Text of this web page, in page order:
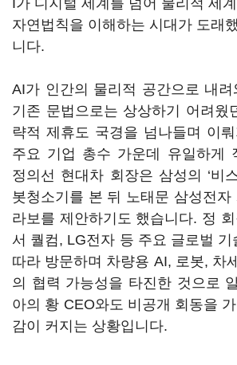
I가 디지털 세계를 넘어 물리적 세
자연법칙을 이해하는 시대가 도래
니다.
AI가 인간의 물리적 공간으로 내려
기존 문법으로는 상상하기 어려웠
략적 제휴도 국경을 넘나들며 이
주요 기업 총수 가운데 유일하게
정의선 현대차 회장은 삼성의 ‘비
봇청소기를 본 뒤 노태문 삼성전자
라보를 제안하기도 했습니다. 정 회
서 퀄컴, LG전자 등 주요 글로벌 기
따라 방문하며 차량용 AI, 로봇, 차
의 협력 가능성을 타진한 것으로
아의 황 CEO와도 비공개 회동을
감이 커지는 상황입니다.